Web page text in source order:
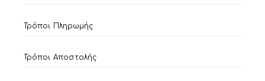
Τρόποι Πληρωμής
Τρόποι Αποστολής